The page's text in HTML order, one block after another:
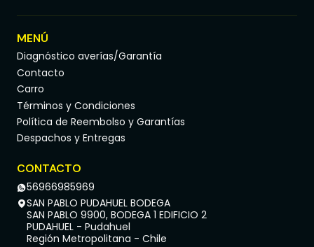
MENÚ
Diagnóstico averías/Garantía
Contacto
Carro
Términos y Condiciones
Política de Reembolso y Garantías
Despachos y Entregas
CONTACTO
56966985969
SAN PABLO PUDAHUEL BODEGA
SAN PABLO 9900, BODEGA 1 EDIFICIO 2
PUDAHUEL - Pudahuel
Región Metropolitana - Chile